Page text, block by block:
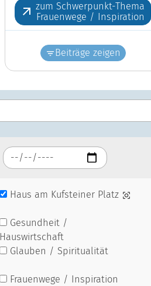
zum Schwerpunkt-Thema
Frauenwege / Inspiration
Beiträge zeigen
Haus am Kufsteiner Platz
Gesundheit /
Hauswirtschaft
Glauben / Spiritualität
Frauenwege / Inspiration